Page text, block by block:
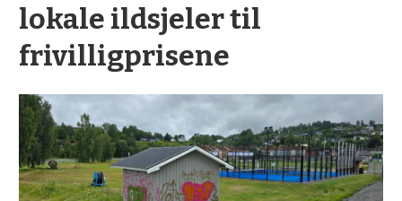
lokale ildsjeler til
frivilligprisene